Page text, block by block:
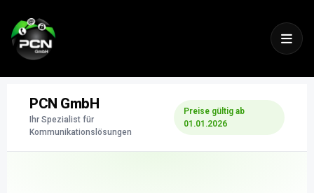
PCN GmbH
Ihr Spezialist für
Kommunikationslösungen
Preise gültig ab
01.01.2026